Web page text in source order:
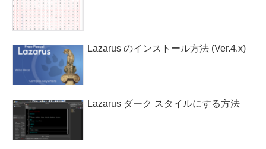
Lazarus のインストール方法 (Ver.4.x)
Lazarus ダーク スタイルにする方法